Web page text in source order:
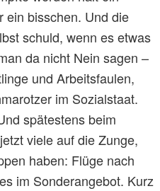
ein bisschen. Und die
schuld, wenn es etwas
da nicht Nein sagen –
und Arbeitsfaulen,
im Sozialstaat.
spätestens beim
viele auf die Zunge,
haben: Flüge nach
im Sonderangebot. Kurz